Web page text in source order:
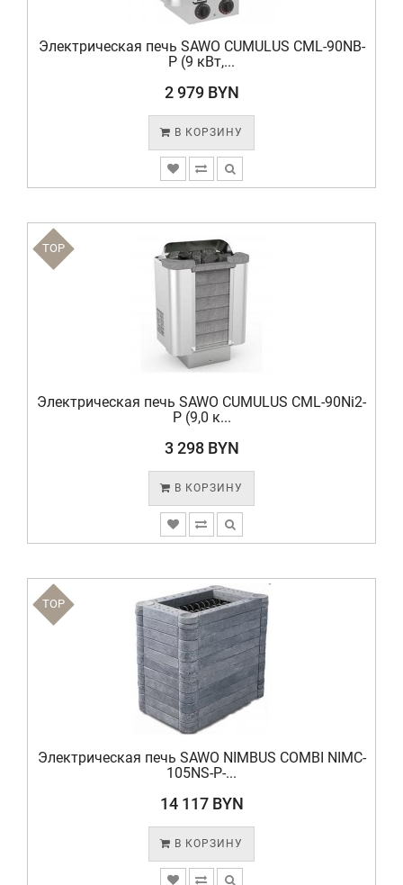
Электрическая печь SAWO CUMULUS CML-90NB-
P (9 кВт,...
2 979 BYN
В КОРЗИНУ
TOP
Электрическая печь SAWO CUMULUS CML-90Ni2-
P (9,0 к...
3 298 BYN
В КОРЗИНУ
TOP
Электрическая печь SAWO NIMBUS COMBI NIMC-
105NS-P-...
14 117 BYN
В КОРЗИНУ